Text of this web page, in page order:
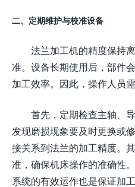
二、定期维护与校准设备
法兰加工机的精度保持
准。设备长期使用后，部件
加工效率。因此，操作人员
首先，定期检查主轴、
发现磨损现象要及时更换或
接关系到法兰的加工精度。
准，确保机床操作的准确性
系统的有效运作也是保证加